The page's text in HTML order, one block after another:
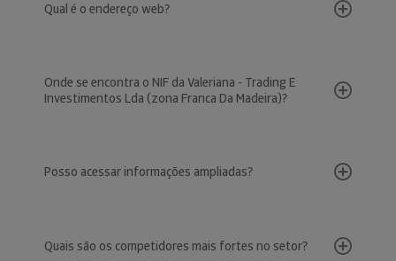
Qual é o endereço web?
Onde se encontra o NIF da Valeriana - Trading E
Investimentos Lda (zona Franca Da Madeira)?
Posso acessar informações ampliadas?
Quais são os competidores mais fortes no setor?